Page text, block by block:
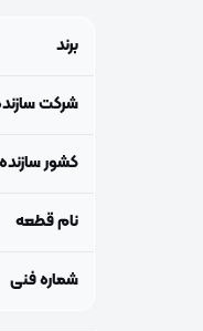
برند
شرکت
کشور سازنده
نام قطعه
شماره فنی